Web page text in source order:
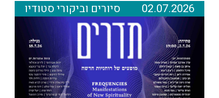
02.07.2026 סיורים וביקורי סטודיו